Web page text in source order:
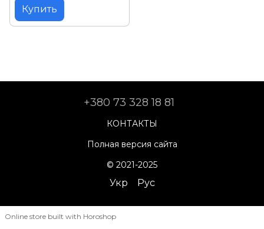
Купить
+380 73 328 18 81
КОНТАКТЫ
Полная версия сайта
© 2021-2025
Укр Рус
Online store built with Horoshop